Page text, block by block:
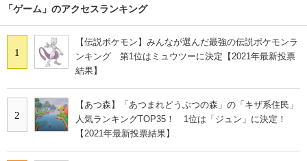
「ゲーム」のアクセスランキング
1
【伝説ポケモン】みんなが選んだ最強の伝説ポケモンラ
ンキング 第1位はミュウツーに決定【2021年最新投票
結果】
2
【あつ森】「あつまれどうぶつの森」の「キザ系住民」
人気ランキングTOP35！ 1位は「ジュン」に決定！
【2021年最新投票結果】